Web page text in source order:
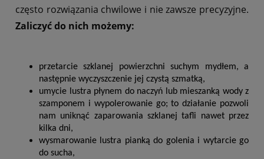
często rozwiązania chwilowe i nie zawsze precyzyjne.
Zaliczyć do nich możemy:
przetarcie szklanej powierzchni suchym mydłem, a
następnie wyczyszczenie jej czystą szmatką,
umycie lustra płynem do naczyń lub mieszanką wody z
szamponem i wypolerowanie go; to działanie pozwoli
nam uniknąć zaparowania szklanej tafli nawet przez
kilka dni,
wysmarowanie lustra pianką do golenia i wytarcie go
do sucha,